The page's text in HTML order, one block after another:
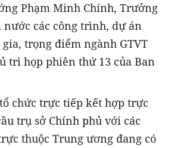
Phạm Minh Chính, Trưởng
nước các công trình, dự án
trọng điểm ngành GTVT
trì họp phiên thứ 13 của Ban
chức trực tiếp kết hợp trực
trụ sở Chính phủ với các
thuộc Trung ương đang có